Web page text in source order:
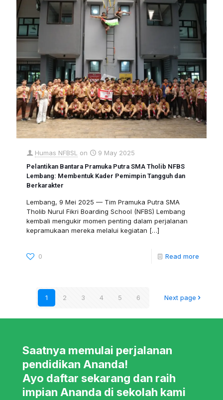
Humas NFBSL on 9 May 2025
Pelantikan Bantara Pramuka Putra SMA Tholib NFBS
Lembang: Membentuk Kader Pemimpin Tangguh dan
Berkarakter
Lembang, 9 Mei 2025 — Tim Pramuka Putra SMA
Tholib Nurul Fikri Boarding School (NFBS) Lembang
kembali mengukir momen penting dalam perjalanan
kepramukaan mereka melalui kegiatan […]
0 Read more
1 2 3 4 5 6 Next page
Saatnya memulai perjalanan
pendidikan Ananda!
Ayo daftar sekarang dan raih
impian Ananda di sekolah kami